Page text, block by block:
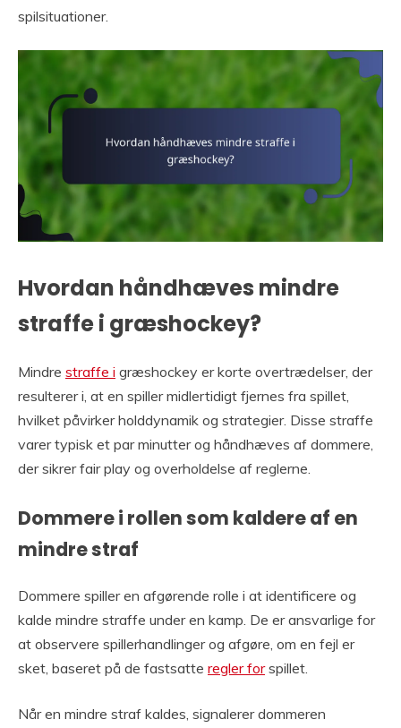
spilsituationer.
Hvordan håndhæves mindre
straffe i græshockey?
Mindre straffe i græshockey er korte overtrædelser, der
resulterer i, at en spiller midlertidigt fjernes fra spillet,
hvilket påvirker holddynamik og strategier. Disse straffe
varer typisk et par minutter og håndhæves af dommere,
der sikrer fair play og overholdelse af reglerne.
Dommere i rollen som kaldere af en
mindre straf
Dommere spiller en afgørende rolle i at identificere og
kalde mindre straffe under en kamp. De er ansvarlige for
at observere spillerhandlinger og afgøre, om en fejl er
sket, baseret på de fastsatte regler forspillet.
Når en mindre straf kaldes, signalerer dommeren